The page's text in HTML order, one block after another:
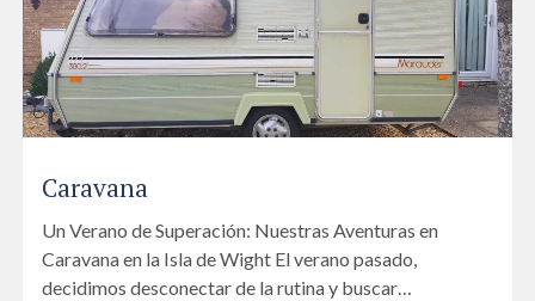
Caravana
Un Verano de Superación: Nuestras Aventuras en
Caravana en la Isla de Wight El verano pasado,
decidimos desconectar de la rutina y buscar…